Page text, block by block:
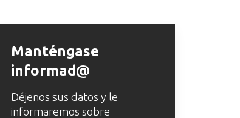
Manténgase
informad@
Déjenos sus datos y le
informaremos sobre